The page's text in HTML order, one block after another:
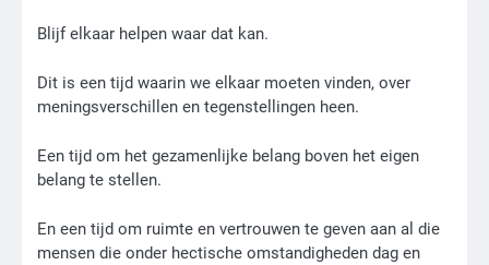
Blijf elkaar helpen waar dat kan.
Dit is een tijd waarin we elkaar moeten vinden, over
meningsverschillen en tegenstellingen heen.
Een tijd om het gezamenlijke belang boven het eigen
belang te stellen.
En een tijd om ruimte en vertrouwen te geven aan al die
mensen die onder hectische omstandigheden dag en